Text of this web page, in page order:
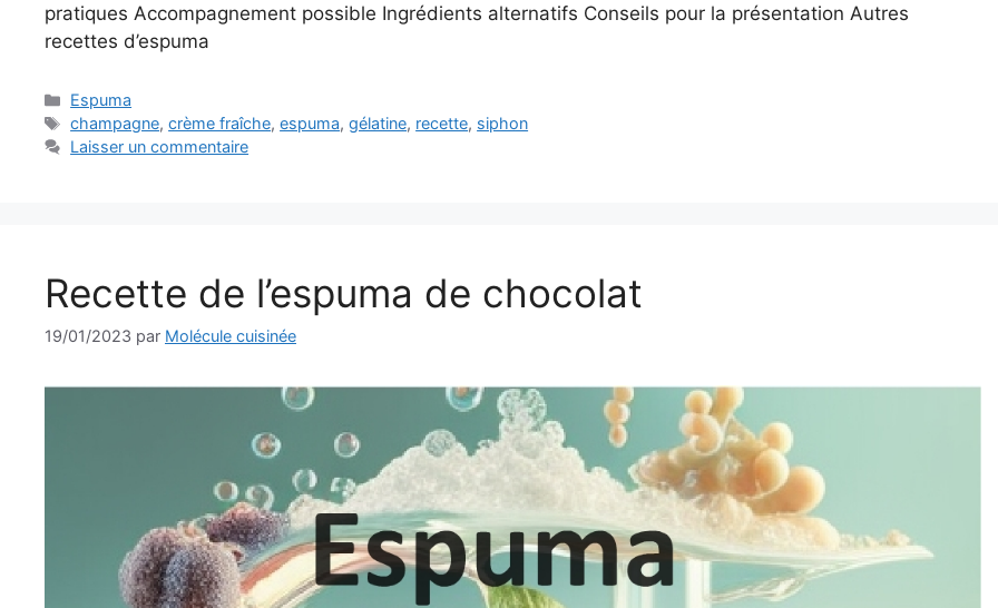
pratiques Accompagnement possible Ingrédients alternatifs Conseils pour la présentation Autres
recettes d’espuma
Catégories
Espuma
Étiquettes
champagne,crème fraîche,espuma,gélatine, recette, siphon
Laisser un commentaire
Recette de l’espuma de chocolat
19/01/2023 par Molécule cuisinée